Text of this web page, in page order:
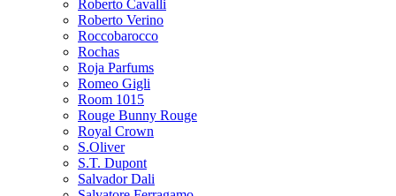
Roberto Cavalli
Roberto Verino
Roccobarocco
Rochas
Roja Parfums
Romeo Gigli
Room 1015
Rouge Bunny Rouge
Royal Crown
S.Oliver
S.T. Dupont
Salvador Dali